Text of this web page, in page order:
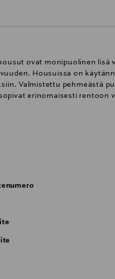
ovat monipuolinen lisä
Housuissa on
Valmistettu pehmeästä
erinomaisesti rentoon